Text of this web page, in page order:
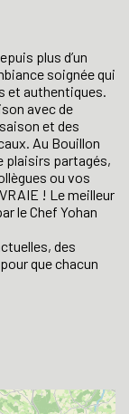
plus d’un
soignée qui
et authentiques.
avec de
et des
Au Bouillon
plaisirs partagés,
ou vos
! Le meilleur
le Chef Yohan
des
que chacun